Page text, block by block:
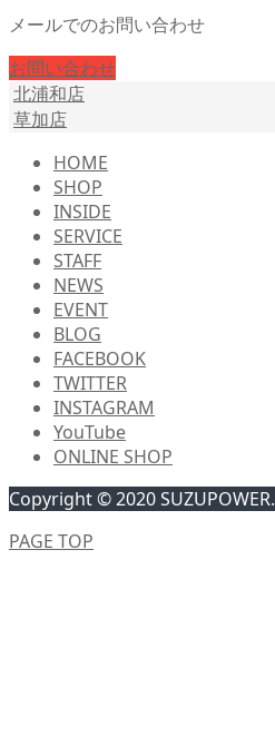
メールでのお問い合わせ
お問い合わせ
北浦和店
草加店
HOME
SHOP
INSIDE
SERVICE
STAFF
NEWS
EVENT
BLOG
FACEBOOK
TWITTER
INSTAGRAM
YouTube
ONLINE SHOP
Copyright © 2020 SUZUPOWER.
PAGE TOP